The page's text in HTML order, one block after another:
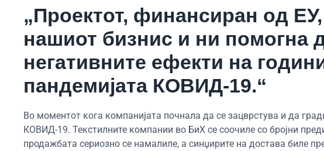
„Проектот, финансиран од
нашиот бизнис и ни помогна
негативните ефекти на
пандемијата КОВИД-19.“
Во моментот кога компанијата почнала да се зацврстува и да
КОВИД-19. Текстилните компании во БиХ се соочиле со бројни
продажбата сериозно се намалиле, а синџирите на достава биле